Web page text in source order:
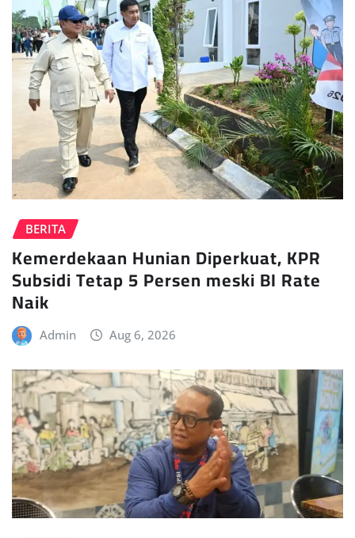
BERITA
Kemerdekaan Hunian Diperkuat, KPR
Subsidi Tetap 5 Persen meski BI Rate
Naik
Admin Aug 6, 2026